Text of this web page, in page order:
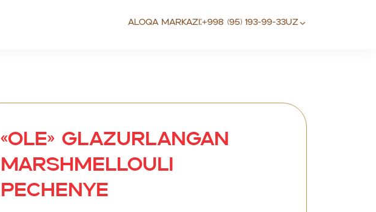
Aloqa markazi:+998 (95) 193-99-33UZ
«OLE» Glazurlangan
marshmellouli
pechenye